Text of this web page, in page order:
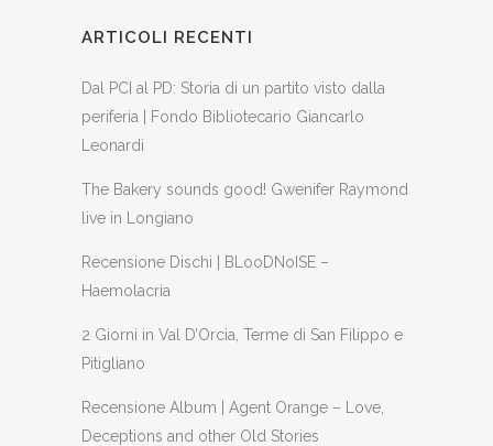
ARTICOLI RECENTI
Dal PCI al PD: Storia di un partito visto dalla
periferia | Fondo Bibliotecario Giancarlo
Leonardi
The Bakery sounds good! Gwenifer Raymond
live in Longiano
Recensione Dischi | BLooDNoISE –
Haemolacria
2 Giorni in Val D’Orcia, Terme di San Filippo e
Pitigliano
Recensione Album | Agent Orange – Love,
Deceptions and other Old Stories